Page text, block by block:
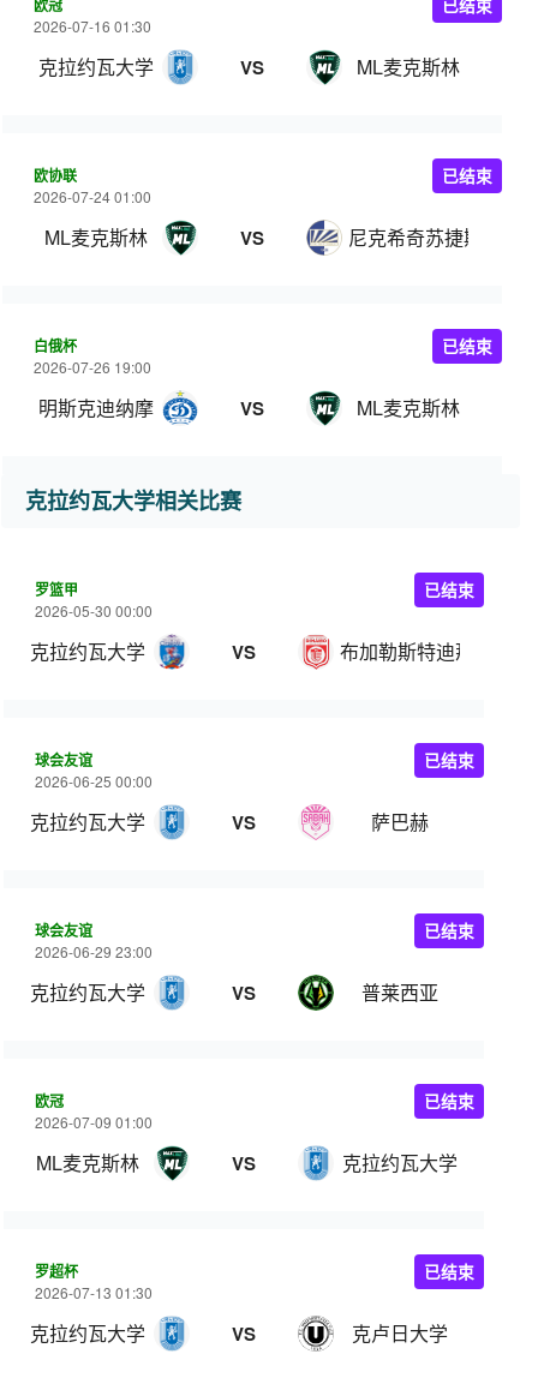
欧冠
2026-07-16 01:30
克拉约瓦大学 VS ML麦克斯林
已结束
欧协联
2026-07-24 01:00
ML麦克斯林 VS 尼克希奇苏捷斯卡
已结束
白俄杯
2026-07-26 19:00
明斯克迪纳摩 VS ML麦克斯林
已结束
克拉约瓦大学相关比赛
罗篮甲
2026-05-30 00:00
克拉约瓦大学 VS 布加勒斯特迪那摩
已结束
球会友谊
2026-06-25 00:00
克拉约瓦大学 VS 萨巴赫
已结束
球会友谊
2026-06-29 23:00
克拉约瓦大学 VS 普莱西亚
已结束
欧冠
2026-07-09 01:00
ML麦克斯林 VS 克拉约瓦大学
已结束
罗超杯
2026-07-13 01:30
克拉约瓦大学 VS 克卢日大学
已结束